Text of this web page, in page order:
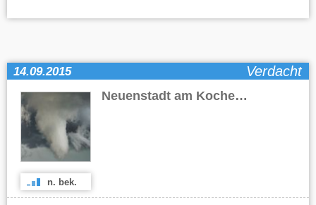
14.09.2015 Verdacht
Neuenstadt am Kocher(BW)
n. bek.